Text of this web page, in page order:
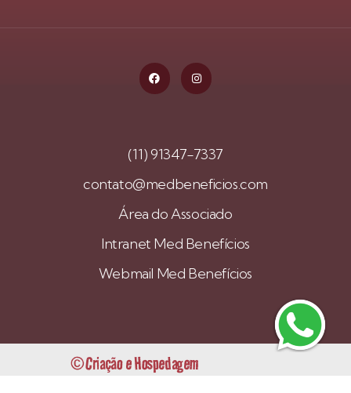
(11) 91347-7337
contato@medbeneficios.com
Área do Associado
Intranet Med Benefícios
Webmail Med Benefícios
© Criação e Hospedagem